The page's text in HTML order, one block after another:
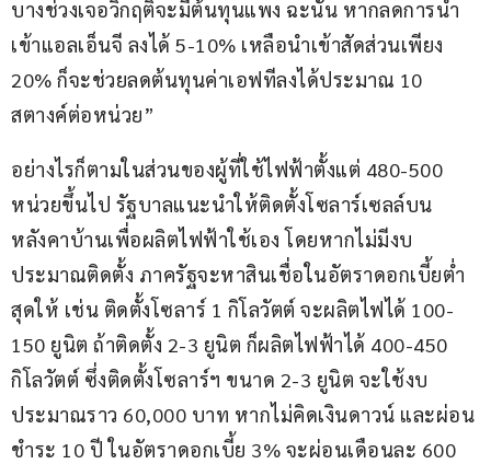
บางช่วงเจอวิกฤติจะมีต้นทุนแพง ฉะนั้น หากลดการนำ
เข้าแอลเอ็นจี ลงได้ 5-10% เหลือนำเข้าสัดส่วนเพียง
20% ก็จะช่วยลดต้นทุนค่าเอฟทีลงได้ประมาณ 10
สตางค์ต่อหน่วย”
อย่างไรก็ตามในส่วนของผู้ที่ใช้ไฟฟ้าตั้งแต่ 480-500
หน่วยขึ้นไป รัฐบาลแนะนำให้ติดตั้งโซลาร์เซลล์บน
หลังคาบ้านเพื่อผลิตไฟฟ้าใช้เอง โดยหากไม่มีงบ
ประมาณติดตั้ง ภาครัฐจะหาสินเชื่อในอัตราดอกเบี้ยต่ำ
สุดให้ เช่น ติดตั้งโซลาร์ 1 กิโลวัตต์ จะผลิตไฟได้ 100-
150 ยูนิต ถ้าติดตั้ง 2-3 ยูนิต ก็ผลิตไฟฟ้าได้ 400-450
กิโลวัตต์ ซึ่งติดตั้งโซลาร์ฯ ขนาด 2-3 ยูนิต จะใช้งบ
ประมาณราว 60,000 บาท หากไม่คิดเงินดาวน์ และผ่อน
ชำระ 10 ปี ในอัตราดอกเบี้ย 3% จะผ่อนเดือนละ 600